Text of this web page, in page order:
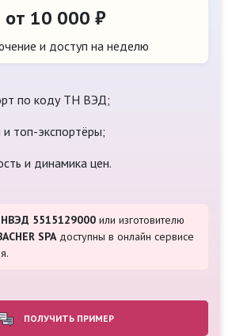
от 10 000 ₽
и доступ на неделю
по коду ТН ВЭД;
топ-экспортёры;
и динамика цен.
5515129000 или изготовителю
SPAдоступны в онлайн сервисе
ПОЛУЧИТЬ ПРИМЕР